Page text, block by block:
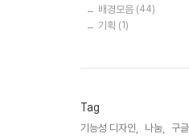
배경모음 (44)
기획 (1)
Tag
기능성 디자인, 나눔, 구글,